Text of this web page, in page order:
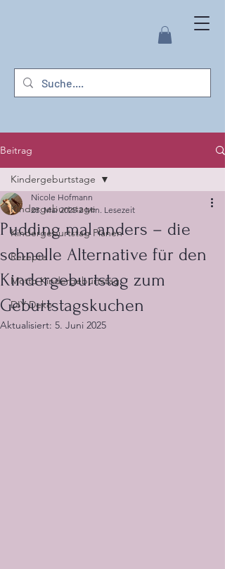
Beitrag
Kindergeburtstage
Kindergeburtstag Planen
Rezepte
Motto Kindergeburtstag
DIY Deko
Kindergeburtstage
Pudding mal anders – die
schnelle Alternative für den
Kindergeburtstag zum
Geburtstagskuchen
Nicole Hofmann
28. Mai 2025 2 Min. Lesezeit
Aktualisiert: 5. Juni 2025